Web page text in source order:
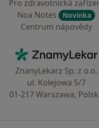
Pro zdravotnická
Noa Notes
Novinka
Centrum nápovědy
ZnamyLekar -
ZnanyLekarz Sp. z o.o.
ul. Kolejowa 5/7
01-217 Warszawa,